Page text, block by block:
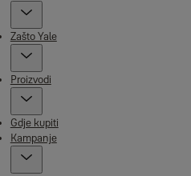
Zašto Yale
Proizvodi
Gdje kupiti
Kampanje